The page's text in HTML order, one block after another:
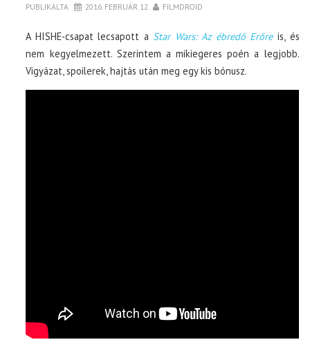
PUBLIKÁLTA 2016. FEBRUÁR 12. FILMDROID
A HISHE-csapat lecsapott a Star Wars: Az ébredő Erőreis, és
nem kegyelmezett. Szerintem a mikiegeres poén a legjobb.
Vigyázat, spoilerek, hajtás után meg egy kis bónusz.